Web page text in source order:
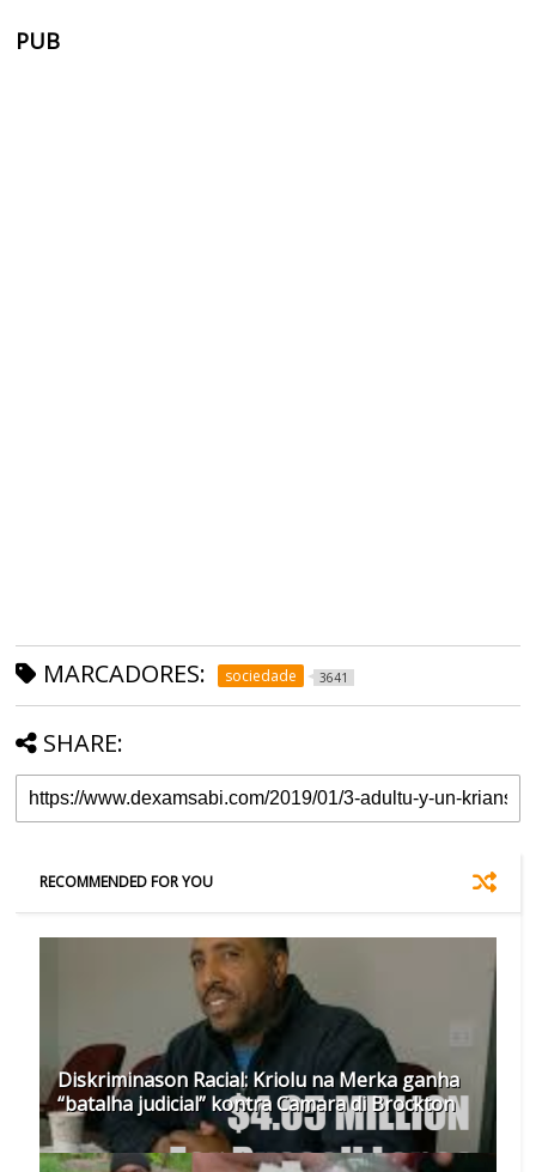
PUB
MARCADORES: sociedade 3641
SHARE:
RECOMMENDED FOR YOU
Diskriminason Racial: Kriolu na Merka ganha
“batalha judicial” kontra Camara di Brockton